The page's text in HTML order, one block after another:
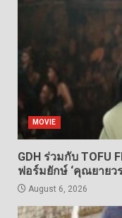
MOVIE
GDH ร่วมกับ TOFU
ฟอร์มยักษ์ ‘คุณยายว
August 6, 2026